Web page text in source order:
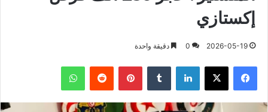
إكستازي
2026-05-19
0 دقيقة واحدة
فيسبوك X لينكدإن بينتيريست واتساب